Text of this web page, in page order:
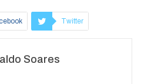
Twitter
Soares